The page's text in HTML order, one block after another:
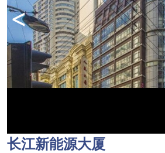
<
长江新能源大厦